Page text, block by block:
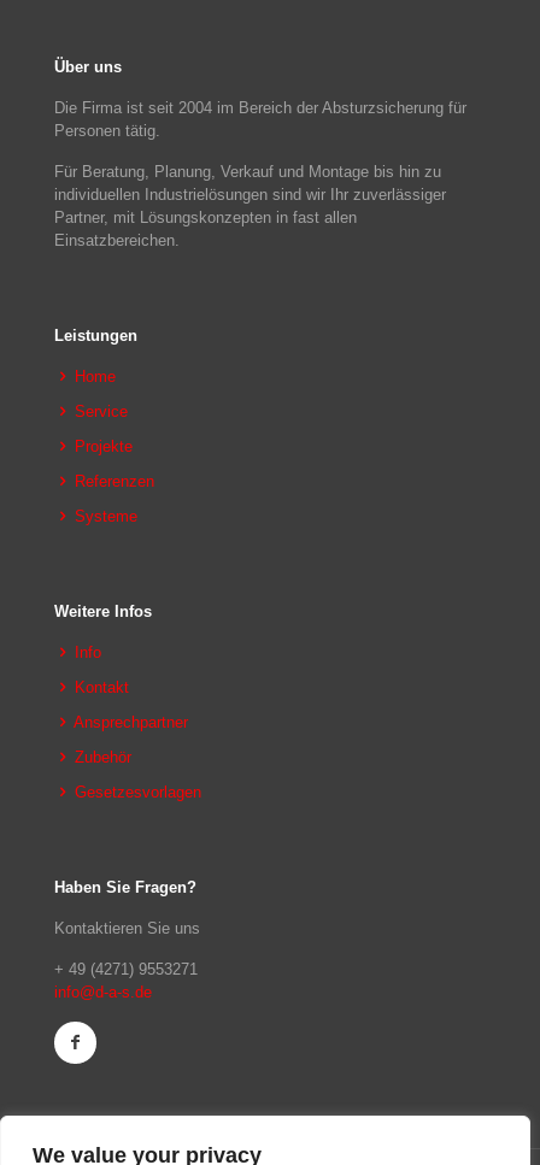
We value your privacy
Über uns
Die Firma ist seit 2004 im Bereich der Absturzsicherung für
Personen tätig.
Für Beratung, Planung, Verkauf und Montage bis hin zu
individuellen Industrielösungen sind wir Ihr zuverlässiger
Partner, mit Lösungskonzepten in fast allen
Einsatzbereichen.
Leistungen
Home
Service
Projekte
Referenzen
Systeme
Weitere Infos
Info
Kontakt
Ansprechpartner
Zubehör
Gesetzesvorlagen
Haben Sie Fragen?
Kontaktieren Sie uns
+ 49 (4271) 9553271
info@d-a-s.de